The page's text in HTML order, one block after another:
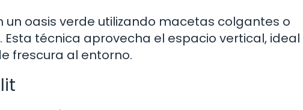
oasis verde utilizando macetas colgantes o
técnica aprovecha el espacio vertical,
frescura al entorno.